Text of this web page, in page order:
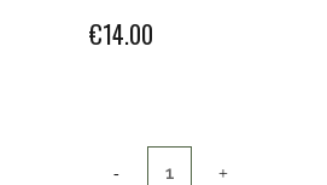
€14.00